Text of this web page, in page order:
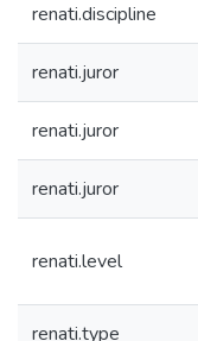
renati.discipline
renati.juror
renati.juror
renati.juror
renati.level
renati.type